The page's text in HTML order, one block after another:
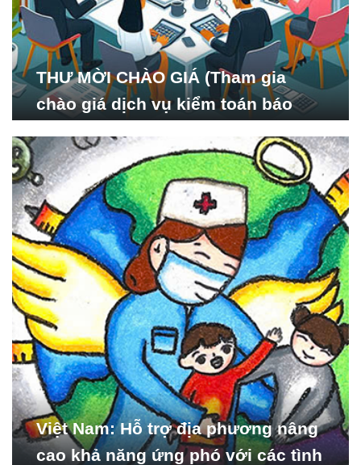
THƯ MỜI CHÀO GIÁ (Tham gia
chào giá dịch vụ kiểm toán báo
Nghiên cứu Phát triển Xã
hội_ISDS)
Việt Nam: Hỗ trợ địa phương nâng
cao khả năng ứng phó với các tình